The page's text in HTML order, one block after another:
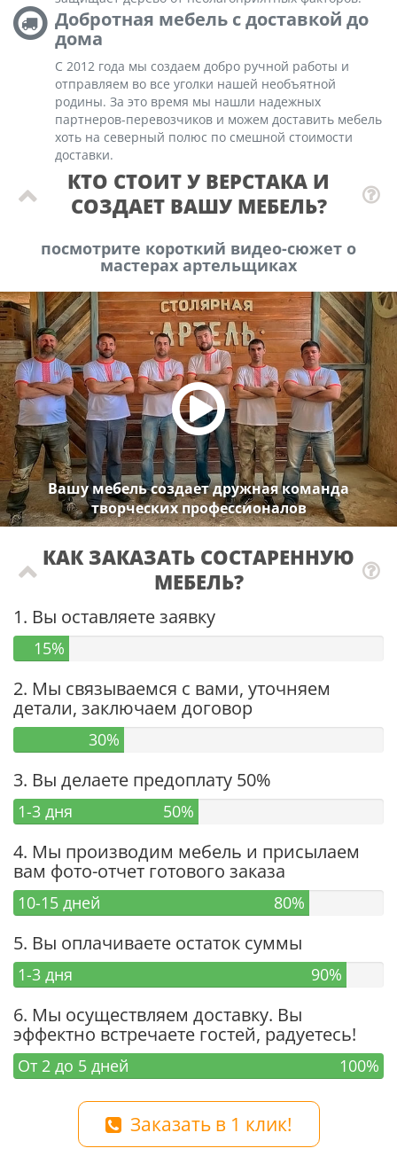
Добротная мебель с доставкой до
дома
С 2012 года мы создаем добро ручной работы и
отправляем во все уголки нашей необъятной
родины. За это время мы нашли надежных
партнеров-перевозчиков и можем доставить мебель
хоть на северный полюс по смешной стоимости
доставки.
КТО СТОИТ У ВЕРСТАКА И
СОЗДАЕТ ВАШУ МЕБЕЛЬ?
посмотрите короткий видео-сюжет о
мастерах артельщиках
Вашу мебель создает дружная команда
творческих профессионалов
КАК ЗАКАЗАТЬ СОСТАРЕННУЮ
МЕБЕЛЬ?
1. Вы оставляете заявку
15%
2. Мы связываемся с вами, уточняем
детали, заключаем договор
30%
3. Вы делаете предоплату 50%
1-3 дня 50%
4. Мы производим мебель и присылаем
вам фото-отчет готового заказа
10-15 дней 80%
5. Вы оплачиваете остаток суммы
1-3 дня 90%
6. Мы осуществляем доставку. Вы
эффектно встречаете гостей, радуетесь!
От 2 до 5 дней 100%
Заказать в 1 клик!